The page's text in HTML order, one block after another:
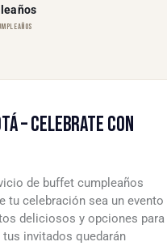
– CELEBRATE CON
de buffet cumpleaños
tu celebración sea un evento
deliciosos y opciones para
invitados quedarán